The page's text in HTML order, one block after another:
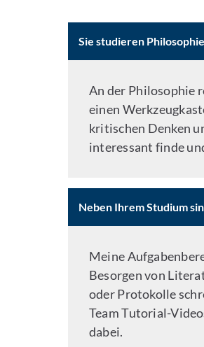
Sie studieren
An der Philosophie
einen
kritischen Denken
interessant finde
Neben Ihrem Studium
Meine
Besorgen von
oder Protokolle
Team Tutorial-
dabei.